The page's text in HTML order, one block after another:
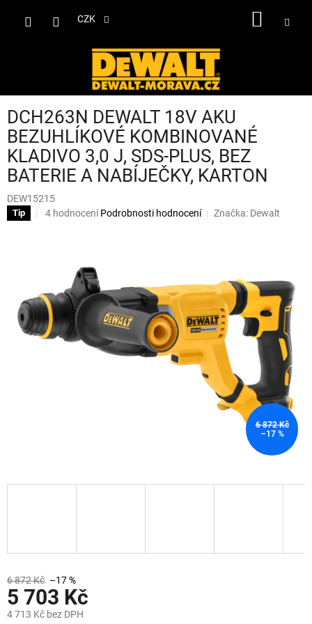
CZK
DCH263N DEWALT 18V AKU
BEZUHLÍKOVÉ KOMBINOVANÉ
KLADIVO 3,0 J, SDS-PLUS, BEZ
BATERIE A NABÍJEČKY, KARTON
DEW15215
Tip
Průměrné
5
hvězdiček.
4 hodnocení Podrobnosti hodnocení Značka: Dewalt
6 872 Kč
–17 %
6 872 Kč –17 %
5 703 Kč
4 713 Kč bez DPH